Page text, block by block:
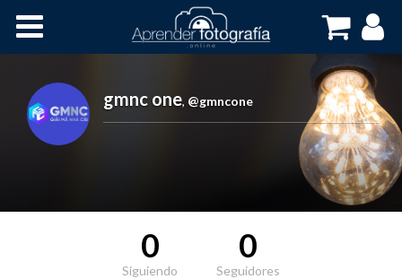
Cursos OnLine
gmnc one, @gmncone
0
Siguiendo
0
Seguidores